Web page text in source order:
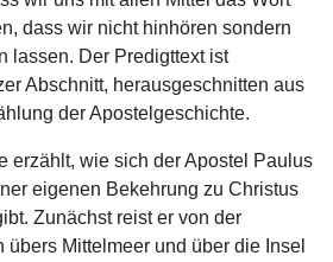
dass wir nicht hinhören sondern
lassen. Der Predigttext ist
Abschnitt, herausgeschnitten aus
der Apostelgeschichte.
erzählt, wie sich der Apostel Paulus
eigenen Bekehrung zu Christus
Zunächst reist er von der
übers Mittelmeer und über die Insel